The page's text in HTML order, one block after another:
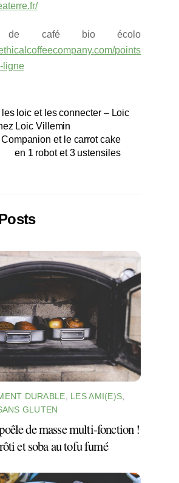
de café bio écolo
points
ligne
loic et les connecter – Loic
Loic Villemin
et le carrot cake
en 1 robot et 3 ustensiles
DURABLE LES AMI(E)S
GLUTEN
de masse multi-fonction !
et soba au tofu fumé